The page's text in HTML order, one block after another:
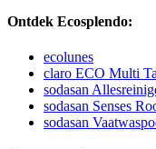
Ontdek Ecosplendo:
ecolunes
claro ECO Multi
sodasan
sodasan Senses
sodasan